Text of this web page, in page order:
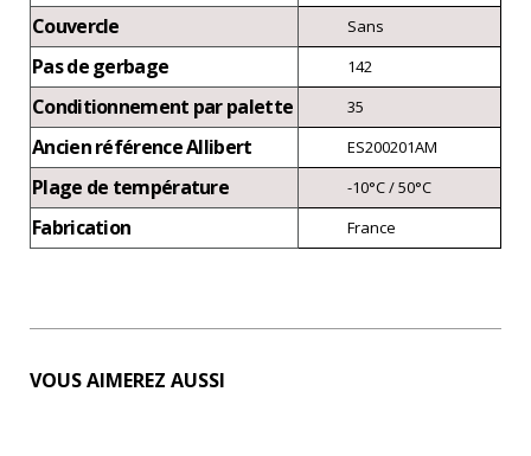
Couvercle Sans
Pas de gerbage 142
Conditionnement par palette 35
Ancien référence Allibert ES200201AM
Plage de température -10°C / 50°C
Fabrication France
VOUS AIMEREZ AUSSI